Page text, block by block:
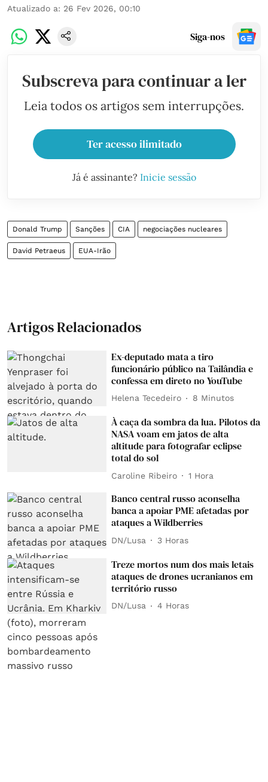
Atualizado a: 26 Fev 2026, 00:10
Siga-nos
Subscreva para continuar a ler
Leia todos os artigos sem interrupções.
Ter acesso ilimitado
Já é assinante? Inicie sessão
Donald Trump Sanções CIA negociações nucleares
David Petraeus EUA-Irão
Artigos Relacionados
Ex-deputado mata a tiro
funcionário público na Tailândia e
confessa em direto no YouTube
Helena Tecedeiro 8 Minutos
À caça da sombra da lua. Pilotos da
NASA voam em jatos de alta
altitude para fotografar eclipse
total do sol
Caroline Ribeiro 1 Hora
Banco central russo aconselha
banca a apoiar PME afetadas por
ataques a Wildberries
DN/Lusa 3 Horas
Treze mortos num dos mais letais
ataques de drones ucranianos em
território russo
DN/Lusa 4 Horas